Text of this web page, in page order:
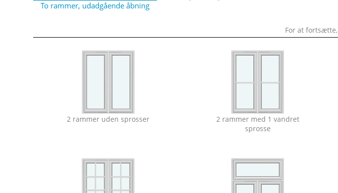
To rammer, udadgående åbning
For at fortsætte,
2 rammer uden sprosser
2 rammer med 1 vandret
sprosse